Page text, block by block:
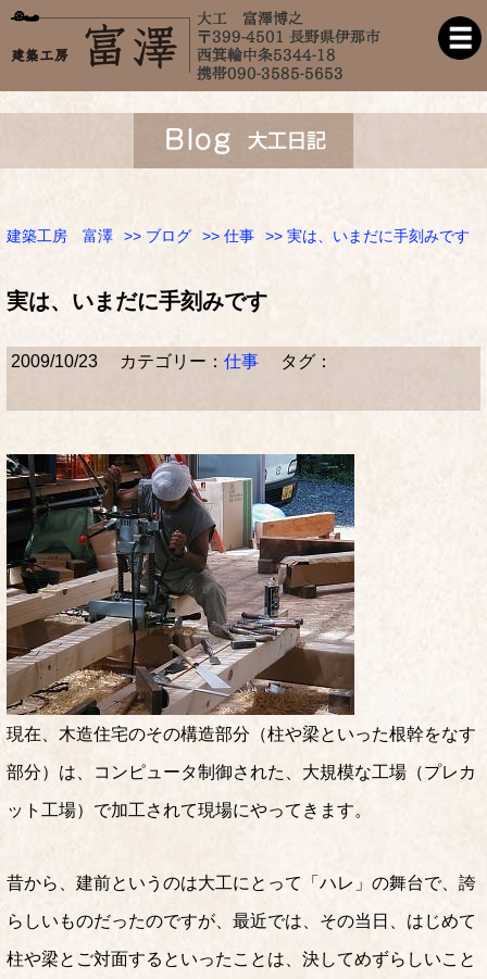
建築工房 富澤 >> ブログ >> 仕事 >> 実は、いまだに手刻みです
実は、いまだに手刻みです
2009/10/23 カテゴリー： 仕事 タグ：
現在、木造住宅のその構造部分（柱や梁といった根幹をなす
部分）は、コンピュータ制御された、大規模な工場（プレカ
ット工場）で加工されて現場にやってきます。
昔から、建前というのは大工にとって「ハレ」の舞台で、誇
らしいものだったのですが、最近では、その当日、はじめて
柱や梁とご対面するといったことは、決してめずらしいこと